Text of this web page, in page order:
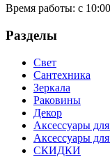
Время работы: с
Разделы
Свет
Сантехника
Зеркала
Раковины
Декор
Аксессуары
Аксессуары
СКИДКИ